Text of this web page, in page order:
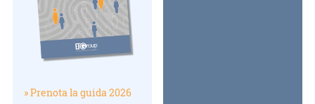
» Prenota la guida 2026